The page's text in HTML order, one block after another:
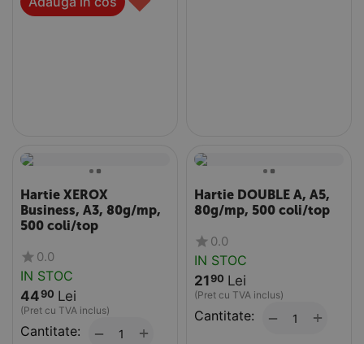
Hartie XEROX
Business, A3, 80g/mp,
500 coli/top
0.0
IN STOC
4490 Lei
(Pret cu TVA inclus)
Cantitate: +
−
Hartie DOUBLE A, A5,
80g/mp, 500 coli/top
0.0
IN STOC
2190 Lei
(Pret cu TVA inclus)
Cantitate: +
−